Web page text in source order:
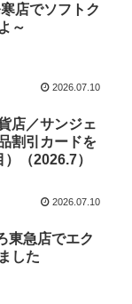
店でソフトク
～
2026.07.10
店／サンジェ
割引カードを
（2026.7）
2026.07.10
東急店でエク
した